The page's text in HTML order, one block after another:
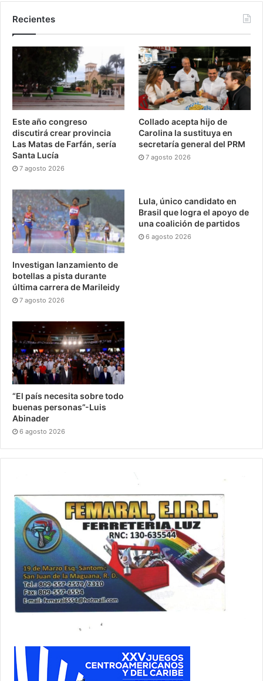
Recientes
Este año congreso
discutirá crear provincia
Las Matas de Farfán, sería
Santa Lucía
7 agosto 2026
Collado acepta hijo de
Carolina la sustituya en
secretaría general del PRM
7 agosto 2026
Investigan lanzamiento de
botellas a pista durante
última carrera de Marileidy
7 agosto 2026
Lula, único candidato en
Brasil que logra el apoyo de
una coalición de partidos
6 agosto 2026
“El país necesita sobre todo
buenas personas”-Luis
Abinader
6 agosto 2026